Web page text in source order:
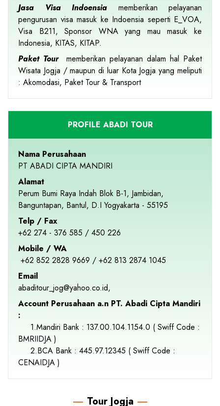
Jasa Visa Indoensia memberikan pelayanan
pengurusan visa masuk ke Indoensia seperti E_VOA,
Visa B211, Sponsor WNA yang mau masuk ke
Indonesia, KITAS, KITAP.
Paket Tour memberikan pelayanan dalam hal Paket
Wisata Jogja / maupun di luar Kota Jogja yang meliputi
: Akomodasi, Paket Tour & Transport
PROFILE ABADI TOUR
Nama Perusahaan
PT ABADI CIPTA MANDIRI
Alamat
Perum Bumi Raya Indah Blok B-1, Jambidan,
Banguntapan, Bantul, D.I Yogyakarta - 55195
Telp / Fax
+62 274 - 376 585 / 450 226
Mobile / WA
+62 852 2828 9669 / +62 813 2874 1045
Email
abaditour_jog@yahoo.co.id,
Account Perusahaan a.n PT. Abadi Cipta Mandiri
:
1.Mandiri Bank : 137.00.104.1154.0 ( Swiff Code :
BMRIIDJA )
2.BCA Bank : 445.97.12345 ( Swiff Code :
CENAIDJA )
Tour Jogja